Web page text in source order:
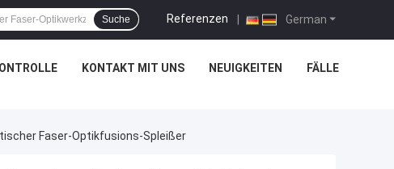
German
Referenzen |
Suche
KONTAKT MIT UNS NEUIGKEITEN FÄLLE
Faser-Optikfusions-Spleißer